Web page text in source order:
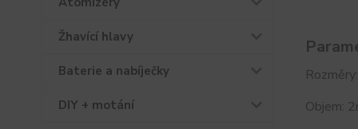
Žhavící hlavy
Baterie a nabíječky
DIY + motání
Objem: